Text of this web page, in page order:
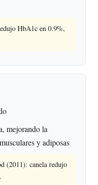
HbA1c en 0.9%,
mejorando la
y adiposas
(2011): canela redujo